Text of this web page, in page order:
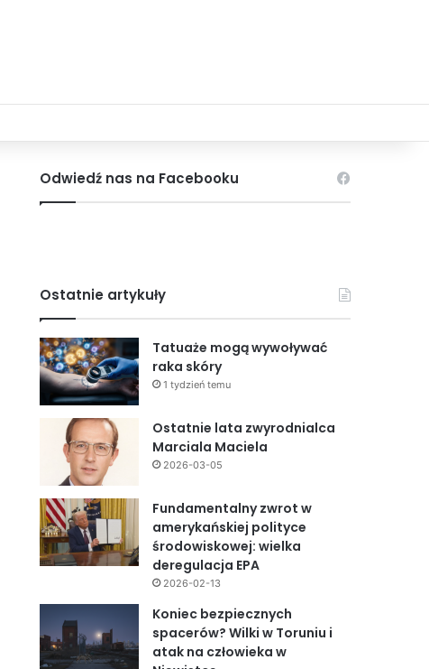
Odwiedź nas na Facebooku
Ostatnie artykuły
Tatuaże mogą wywoływać
raka skóry
1 tydzień temu
Ostatnie lata zwyrodnialca
Marciala Maciela
2026-03-05
Fundamentalny zwrot w
amerykańskiej polityce
środowiskowej: wielka
deregulacja EPA
2026-02-13
Koniec bezpiecznych
spacerów? Wilki w Toruniu i
atak na człowieka w